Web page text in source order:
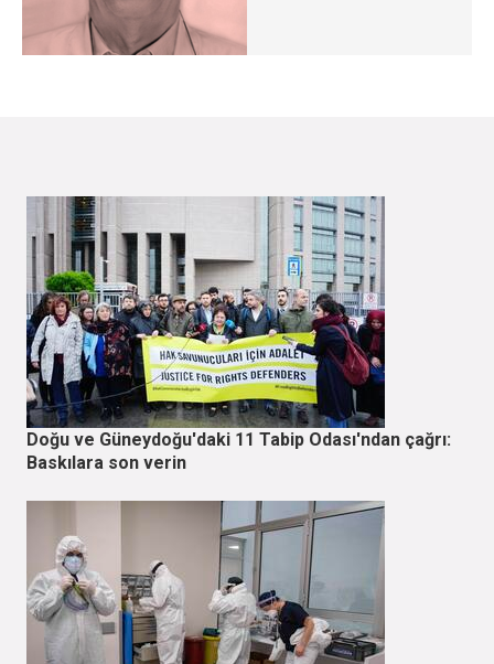
Doğu ve Güneydoğu'daki 11 Tabip Odası'ndan çağrı:
Baskılara son verin